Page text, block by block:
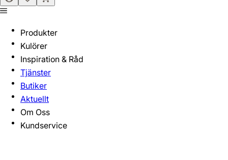
Produkter
Kulörer
Inspiration & Råd
Tjänster
Butiker
Aktuellt
Om Oss
Kundservice